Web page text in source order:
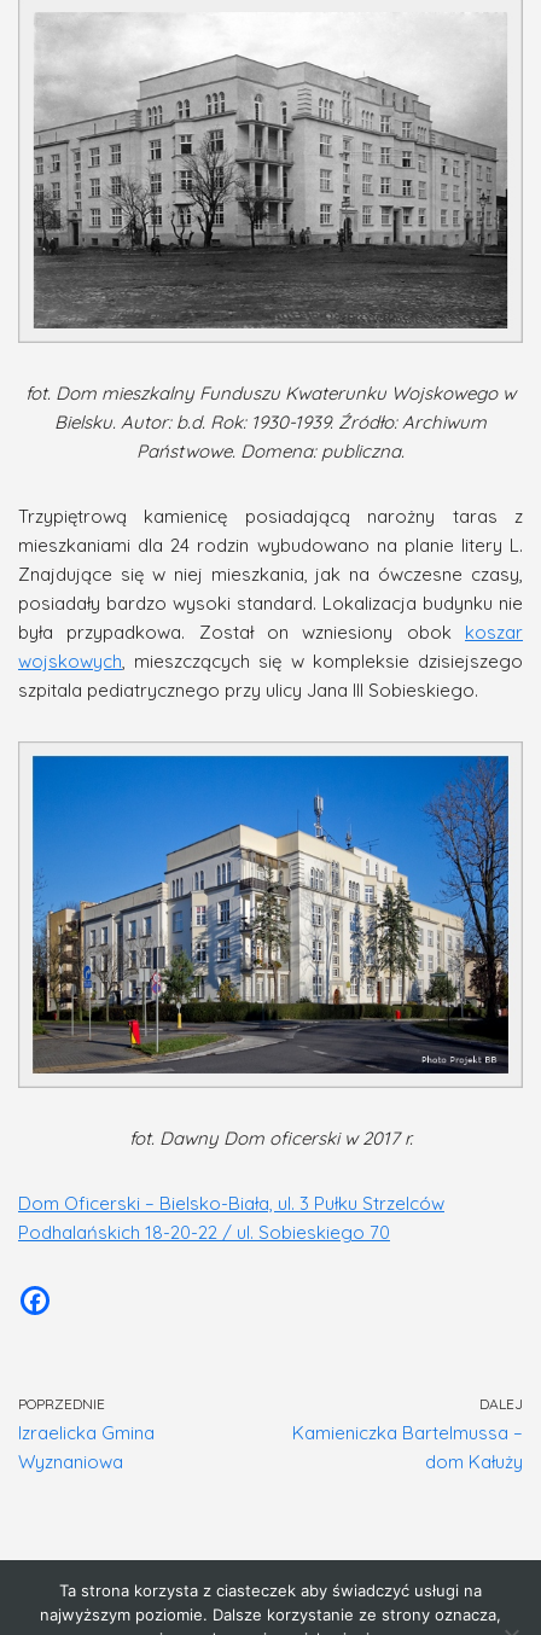
fot. Dom mieszkalny Funduszu Kwaterunku Wojskowego w
Bielsku. Autor: b.d. Rok: 1930-1939. Źródło: Archiwum
Państwowe. Domena: publiczna.
Trzypiętrową kamienicę posiadającą narożny taras z
mieszkaniami dla 24 rodzin wybudowano na planie litery L.
Znajdujące się w niej mieszkania, jak na ówczesne czasy,
posiadały bardzo wysoki standard. Lokalizacja budynku nie
była przypadkowa. Został on wzniesiony obok koszar
wojskowych, mieszczących się w kompleksie dzisiejszego
szpitala pediatrycznego przy ulicy Jana III Sobieskiego.
fot. Dawny Dom oficerski w 2017 r.
Dom Oficerski – Bielsko-Biała, ul. 3 Pułku Strzelców
Podhalańskich 18-20-22 / ul. Sobieskiego 70
POPRZEDNIE
Izraelicka Gmina
Wyznaniowa
DALEJ
Kamieniczka Bartelmussa –
dom Kałuży
Strona główna
Ta strona korzysta z ciasteczek aby świadczyć usługi na
najwyższym poziomie. Dalsze korzystanie ze strony oznacza,